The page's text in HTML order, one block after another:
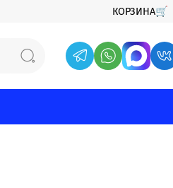
КОРЗИНА🛒